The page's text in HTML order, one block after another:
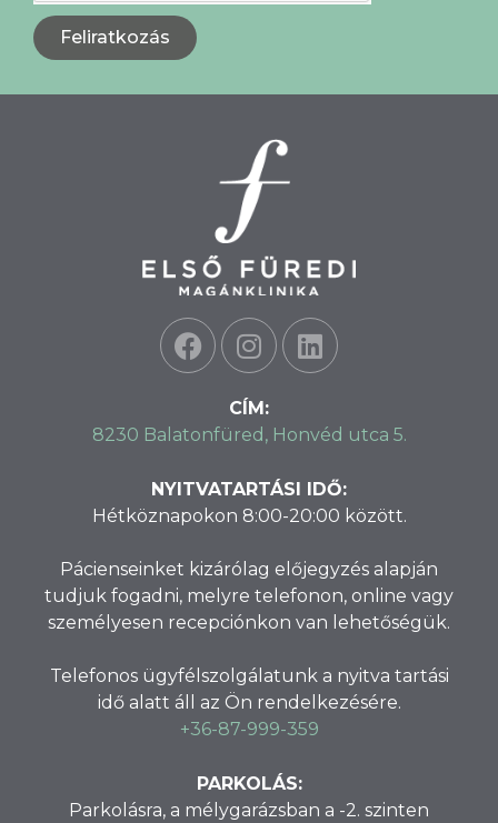
Feliratkozás
CÍM:
8230 Balatonfüred, Honvéd utca 5.
NYITVATARTÁSI IDŐ:
Hétköznapokon 8:00-20:00 között.
Pácienseinket kizárólag előjegyzés alapján
tudjuk fogadni, melyre telefonon, online vagy
személyesen recepciónkon van lehetőségük.
Telefonos ügyfélszolgálatunk a nyitva tartási
idő alatt áll az Ön rendelkezésére.
+36-87-999-359
PARKOLÁS:
Parkolásra, a mélygarázsban a -2. szinten